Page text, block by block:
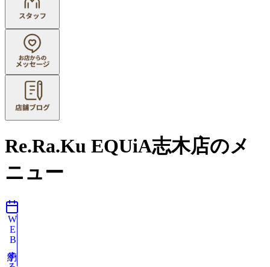
Re.Ra.Ku EQUiA志木店のメ
ニュー
WEB予約する